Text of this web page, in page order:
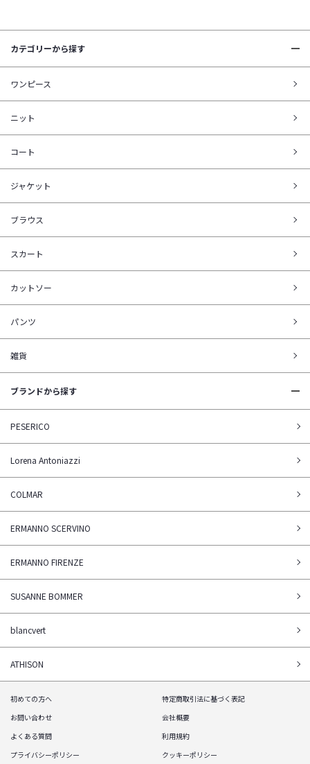
カテゴリーから探す
ワンピース
ニット
コート
ジャケット
ブラウス
スカート
カットソー
パンツ
雑貨
ブランドから探す
PESERICO
Lorena Antoniazzi
COLMAR
ERMANNO SCERVINO
ERMANNO FIRENZE
SUSANNE BOMMER
blancvert
ATHISON
初めての方へ
特定商取引法に基づく表記
お問い合わせ
会社概要
よくある質問
利用規約
プライバシーポリシー
クッキーポリシー